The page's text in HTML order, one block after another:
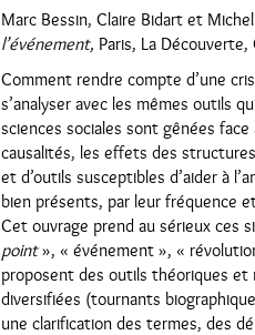
Marc Bessin, Claire Bidart et
l’événement, Paris, La
Comment rendre compte d’une
s’analyser avec les mêmes outils
sciences sociales sont gênées
causalités, les effets des
et d’outils susceptibles d’aider à
bien présents, par leur fréquence
Cet ouvrage prend au sérieux ces
point», « événement », «
proposent des outils théoriques et
diversifiées (tournants
une clarification des termes, des